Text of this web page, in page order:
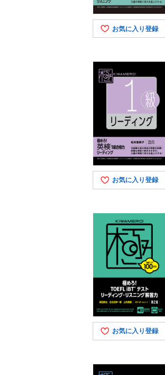
お気に入り登録
お気に入り登録
お気に入り登録